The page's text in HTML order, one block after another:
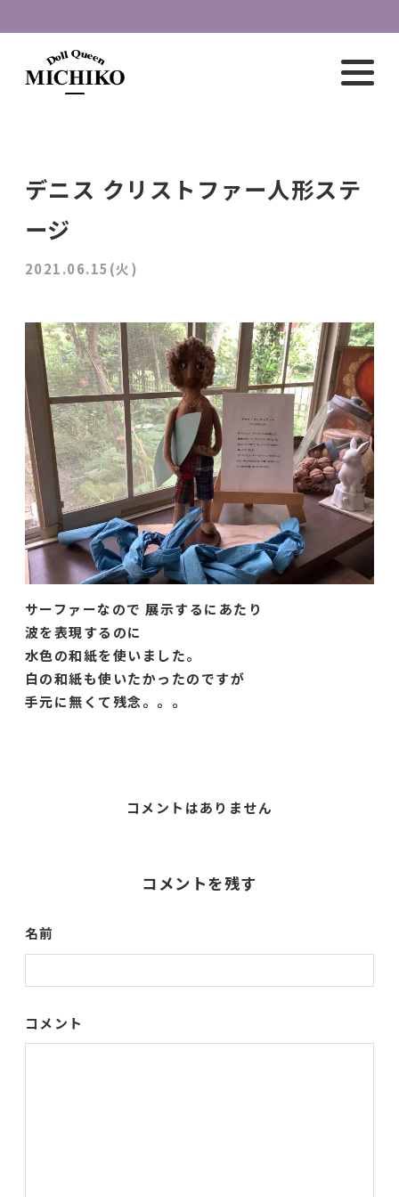
デニス クリストファー人形ステ
ージ
2021.06.15(火)
サーファーなので 展示するにあたり
波を表現するのに
水色の和紙を使いました。
白の和紙も使いたかったのですが
手元に無くて残念。。。
コメントはありません
コメントを残す
名前
コメント